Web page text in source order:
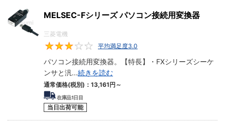
MELSEC-Fシリーズ パソコン接続用変換器
三菱電機
平均満足度3.0
パソコン接続用変換器。【特長】・FXシリーズシーケ
ンサと汎 ...続きを読む
通常価格(税別)： 13,161円 ～
在庫品1日目
当日出荷可能